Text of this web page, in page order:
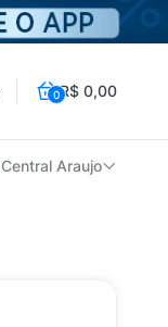
0R$ 0,00
Central Araujo